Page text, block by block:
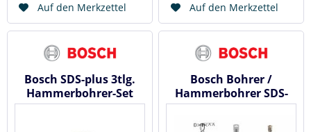
Auf den Merkzettel
Auf den Merkzettel
Bosch SDS-plus 3tlg.
Hammerbohrer-Set
6/8/10 mm x 160 mm
Bosch Bohrer /
Hammerbohrer SDS-
max-7 18x400x540 mm
2608586759